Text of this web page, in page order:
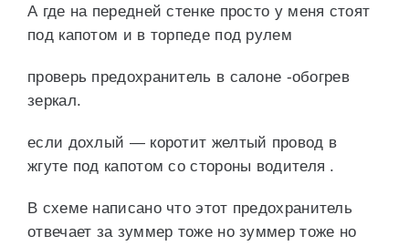
А где на передней стенке просто у меня стоят
под капотом и в торпеде под рулем
проверь предохранитель в салоне -обогрев
зеркал.
если дохлый — коротит желтый провод в
жгуте под капотом со стороны водителя .
В схеме написано что этот предохранитель
отвечает за зуммер тоже но зуммер тоже но